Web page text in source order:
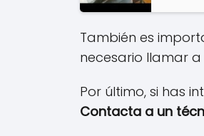
También es
necesario llamar
Por último, si has
Contacta a un